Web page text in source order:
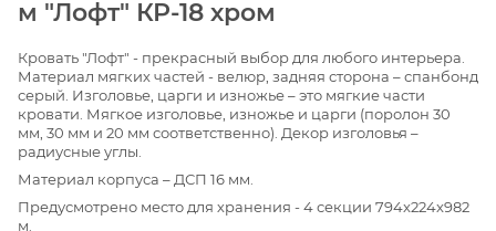
Ю
Л
К
С
К
Э
м "Лофт" КР-18 хром
Кровать "Лофт" - прекрасный выбор для любого интерьера.
Материал мягких частей - велюр, задняя сторона – спанбонд
серый. Изголовье, царги и изножье – это мягкие части
кровати. Мягкое изголовье, изножье и царги (поролон 30
мм, 30 мм и 20 мм соответственно). Декор изголовья –
радиусные углы.
Материал корпуса – ДСП 16 мм.
Предусмотрено место для хранения - 4 секции 794x224x982
м.